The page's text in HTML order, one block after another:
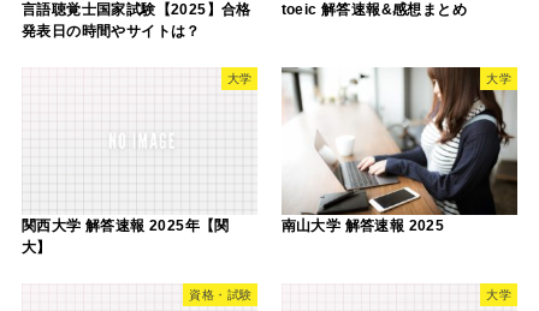
言語聴覚士国家試験【2025】合格
発表日の時間やサイトは？
toeic 解答速報&感想まとめ
大学
関西大学 解答速報 2025年【関
大】
大学
南山大学 解答速報 2025
資格・試験 大学